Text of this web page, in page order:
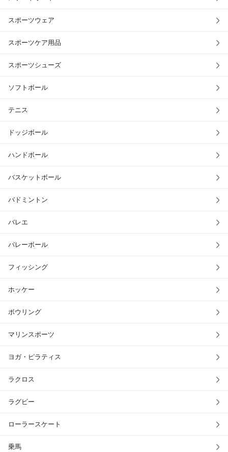
スポーツウェア
スポーツケア用品
スポーツシューズ
ソフトボール
テニス
ドッジボール
ハンドボール
バスケットボール
バドミントン
バレエ
バレーボール
フィッシング
ホッケー
ボウリング
マリンスポーツ
ヨガ・ピラティス
ラクロス
ラグビー
ローラースケート
乗馬